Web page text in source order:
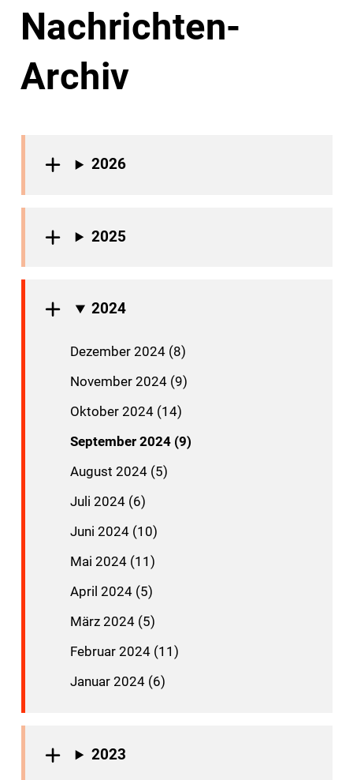
Nachrichten-
Archiv
2026
2025
2024
Dezember 2024 (8)
November 2024 (9)
Oktober 2024 (14)
September 2024 (9)
August 2024 (5)
Juli 2024 (6)
Juni 2024 (10)
Mai 2024 (11)
April 2024 (5)
März 2024 (5)
Februar 2024 (11)
Januar 2024 (6)
2023